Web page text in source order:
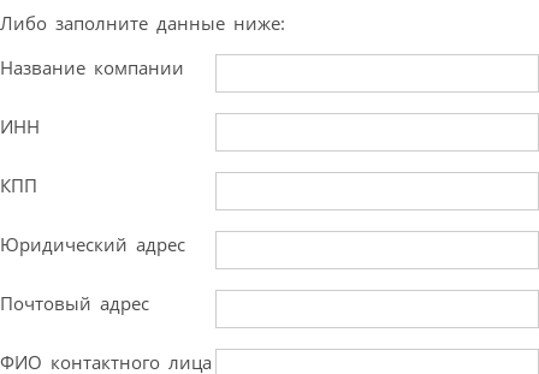
Либо заполните данные ниже:
Название компании
ИНН
КПП
Юридический адрес
Почтовый адрес
ФИО контактного лица